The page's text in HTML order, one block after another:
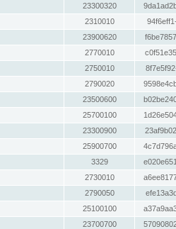
23300320
2310010
23900620
2770010
2750010
2790020
23500600
25700100
23300900
25900700
3329
2730010
2790050
25100100
23700700